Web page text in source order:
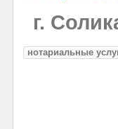
г.
нотариальные